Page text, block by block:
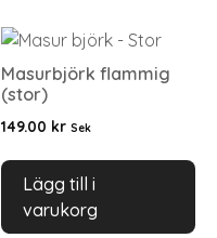
Masurbjörk flammig
(stor)
149.00 kr Sek
Lägg till i
varukorg